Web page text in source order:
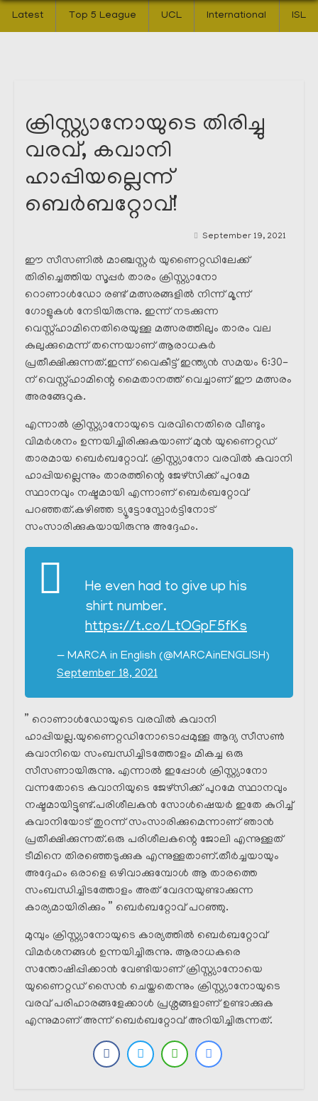
Latest Top 5 League UCL International ISL
ക്രിസ്റ്റ്യാനോയുടെ തിരിച്ചു
വരവ്, കവാനി
ഹാപ്പിയല്ലെന്ന്
ബെർബറ്റോവ്!
September 19, 2021
ഈ സീസണിൽ മാഞ്ചസ്റ്റർ യുണൈറ്റഡിലേക്ക്
തിരിച്ചെത്തിയ സൂപ്പർ താരം ക്രിസ്റ്റ്യാനോ
റൊണാൾഡോ രണ്ട് മത്സരങ്ങളിൽ നിന്ന് മൂന്ന്
ഗോളുകൾ നേടിയിരുന്നു. ഇന്ന് നടക്കുന്ന
വെസ്റ്റ്ഹാമിനെതിരെയുള്ള മത്സരത്തിലും താരം വല
കുലുക്കുമെന്ന് തന്നെയാണ് ആരാധകർ
പ്രതീക്ഷിക്കുന്നത്.ഇന്ന് വൈകീട്ട് ഇന്ത്യൻ സമയം 6:30-
ന് വെസ്റ്റ്ഹാമിന്റെ മൈതാനത്ത് വെച്ചാണ് ഈ മത്സരം
അരങ്ങേറുക.
എന്നാൽ ക്രിസ്റ്റ്യാനോയുടെ വരവിനെതിരെ വീണ്ടും
വിമർശനം ഉന്നയിച്ചിരിക്കുകയാണ് മുൻ യുണൈറ്റഡ്
താരമായ ബെർബറ്റോവ്. ക്രിസ്റ്റ്യാനോ വരവിൽ കവാനി
ഹാപ്പിയല്ലെന്നും താരത്തിന്റെ ജേഴ്സിക്ക്‌ പുറമേ
സ്ഥാനവും നഷ്ടമായി എന്നാണ് ബെർബറ്റോവ്
പറഞ്ഞത്.കഴിഞ്ഞ ട്യൂട്ടോസ്പോർട്ടിനോട്
സംസാരിക്കുകയായിരുന്നു അദ്ദേഹം.
He even had to give up his
shirt number.
https://t.co/LtOGpF5fKs
— MARCA in English (@MARCAinENGLISH)
September 18, 2021
” റൊണാൾഡോയുടെ വരവിൽ കവാനി
ഹാപ്പിയല്ല.യുണൈറ്റഡിനോടൊപ്പമുള്ള ആദ്യ സീസൺ
കവാനിയെ സംബന്ധിച്ചിടത്തോളം മികച്ച ഒരു
സീസണായിരുന്നു. എന്നാൽ ഇപ്പോൾ ക്രിസ്റ്റ്യാനോ
വന്നതോടെ കവാനിയുടെ ജേഴ്സിക്ക്‌ പുറമേ സ്ഥാനവും
നഷ്ടമായിട്ടുണ്ട്.പരിശീലകൻ സോൾഷെയർ ഇതേ കുറിച്ച്
കവാനിയോട് തുറന്ന് സംസാരിക്കുമെന്നാണ് ഞാൻ
പ്രതീക്ഷിക്കുന്നത്.ഒരു പരിശീലകന്റെ ജോലി എന്നുള്ളത്
ടീമിനെ തിരഞ്ഞെടുക്കുക എന്നുള്ളതാണ്.തീർച്ചയായും
അദ്ദേഹം ഒരാളെ ഒഴിവാക്കുമ്പോൾ ആ താരത്തെ
സംബന്ധിച്ചിടത്തോളം അത് വേദനയുണ്ടാക്കുന്ന
കാര്യമായിരിക്കും ” ബെർബറ്റോവ് പറഞ്ഞു.
മുമ്പും ക്രിസ്റ്റ്യാനോയുടെ കാര്യത്തിൽ ബെർബറ്റോവ്
വിമർശനങ്ങൾ ഉന്നയിച്ചിരുന്നു. ആരാധകരെ
സന്തോഷിപ്പിക്കാൻ വേണ്ടിയാണ് ക്രിസ്റ്റ്യാനോയെ
യുണൈറ്റഡ് സൈൻ ചെയ്തതെന്നും ക്രിസ്റ്റ്യാനോയുടെ
വരവ് പരിഹാരങ്ങളേക്കാൾ പ്രശ്നങ്ങളാണ് ഉണ്ടാക്കുക
എന്നുമാണ് അന്ന് ബെർബറ്റോവ് അറിയിച്ചിരുന്നത്.